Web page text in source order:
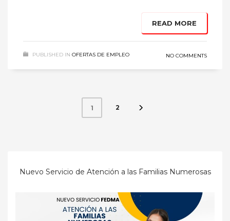
READ MORE
PUBLISHED IN OFERTAS DE EMPLEO NO COMMENTS
1 2
Nuevo Servicio de Atención a las Familias Numerosas